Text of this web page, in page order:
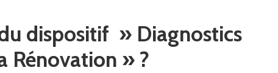
dispositif » Diagnostics
Rénovation » ?